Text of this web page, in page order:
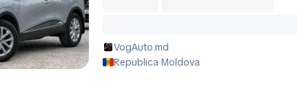
VogAuto.md
Republica Moldova